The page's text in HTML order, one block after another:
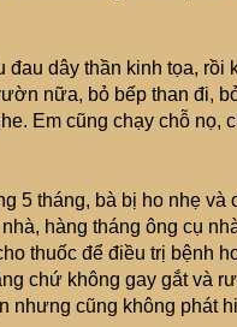
dây thần kinh tọa,
nữa, bỏ bếp than đi,
Em cũng chạy chỗ
5 tháng, bà bị ho nhẹ
hàng tháng ông cụ
thuốc để điều trị bệnh
chứ không gay gắt và
nhưng cũng không phát